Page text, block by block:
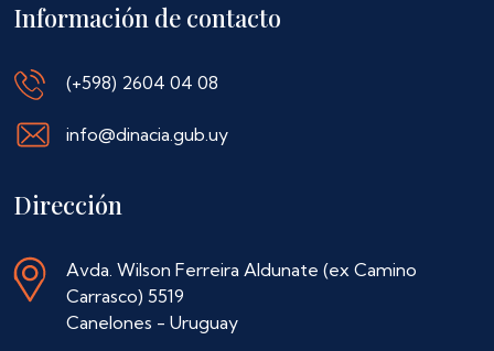
Información de contacto
(+598) 2604 04 08
info@dinacia.gub.uy
Dirección
Avda. Wilson Ferreira Aldunate (ex Camino
Carrasco) 5519
Canelones - Uruguay